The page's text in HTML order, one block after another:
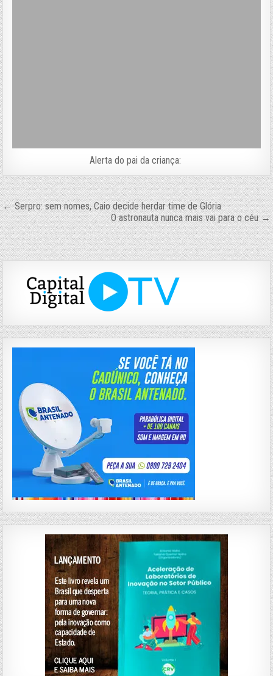
Alerta do pai da criança:
Navegação
de
Post
← Serpro: sem nomes, Caio decide herdar time de Glória
O astronauta nunca mais vai para o céu →